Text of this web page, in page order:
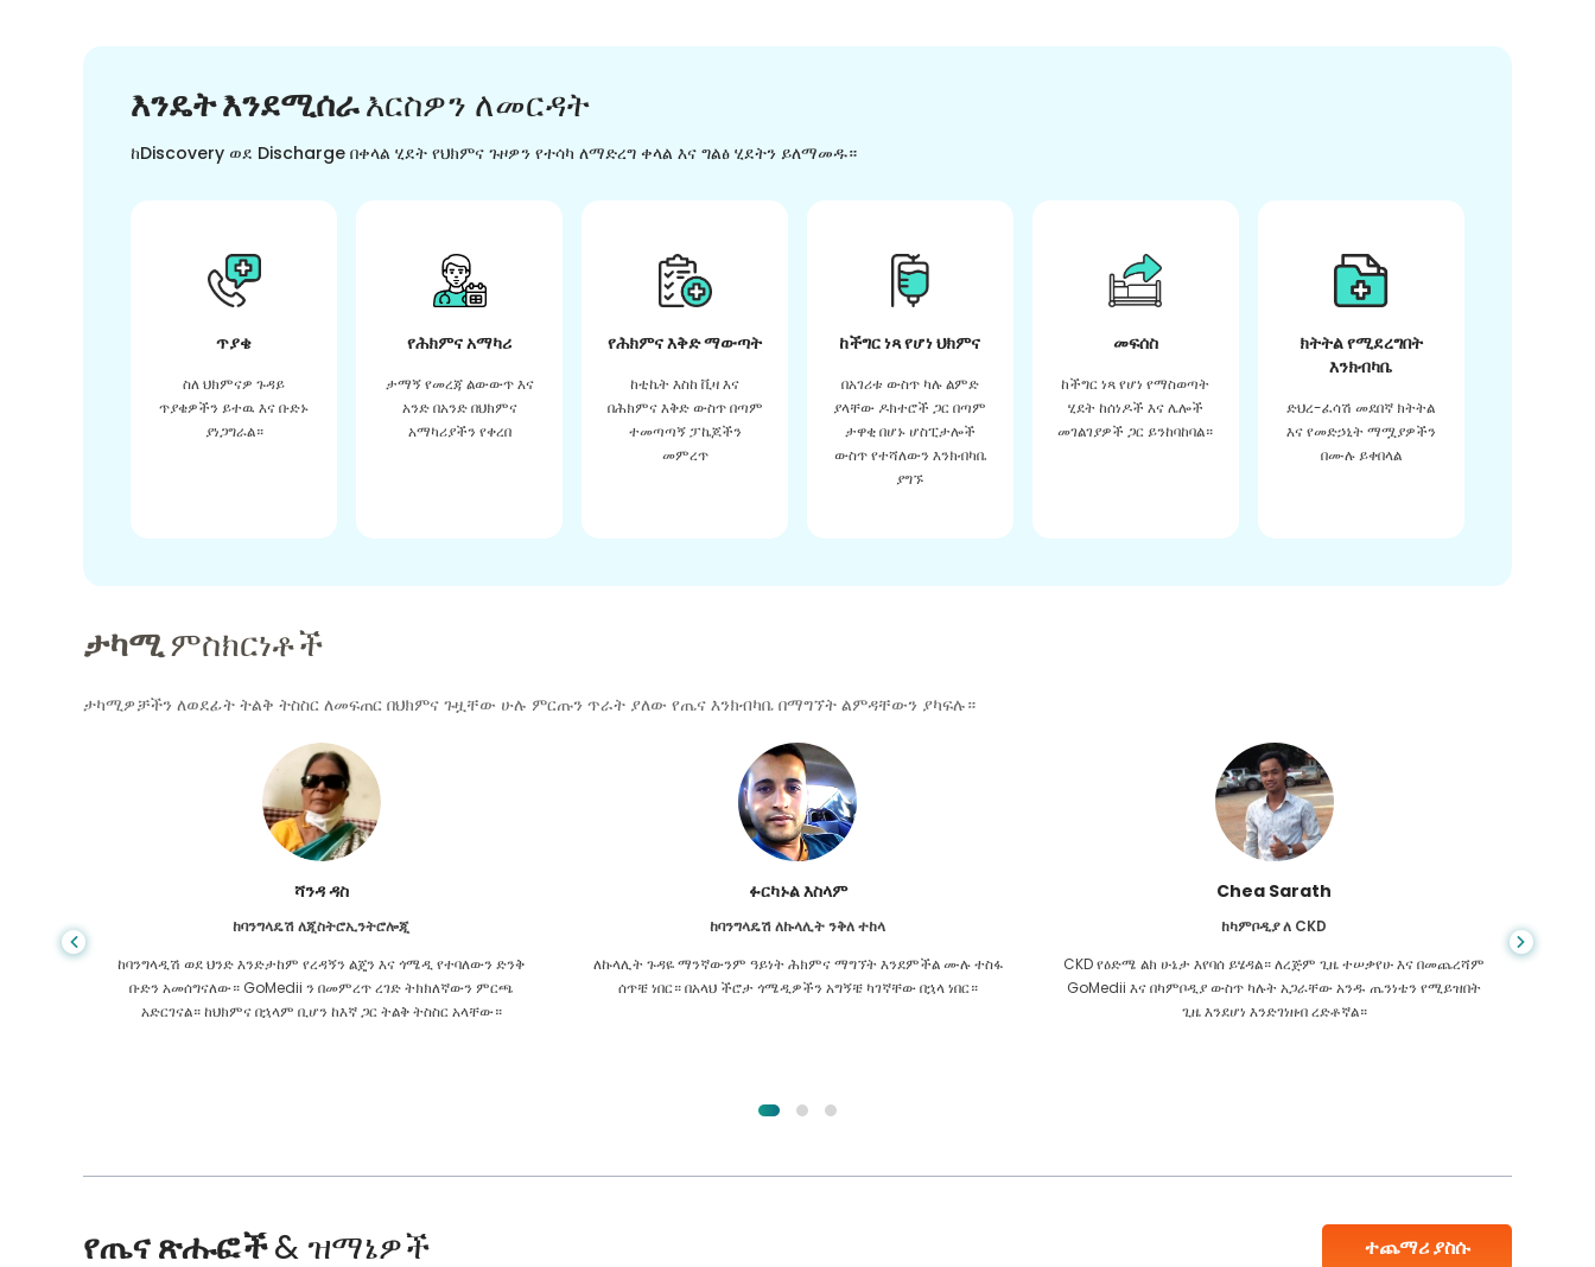
እንዴት እንደሚሰራእርስዎን ለመርዳት
ከDiscovery ወደ Discharge በቀላል ሂደት የህክምና ጉዞዎን የተሳካ ለማድረግ ቀላል እና ግልፅ ሂደትን ይለማመዱ።
ጥያቄ
ስለ ህክምናዎ ጉዳይ
ጥያቄዎችን ይተዉ እና ቡድኑ
ያነጋግራል።
የሕክምና አማካሪ
ታማኝ የመረጃ ልውውጥ እና
አንድ በአንድ በህክምና
አማካሪያችን የቀረበ
የሕክምና እቅድ ማውጣት
ከቲኬት እስከ ቪዛ እና
በሕክምና እቅድ ውስጥ በጣም
ተመጣጣኝ ፓኬጆችን
መምረጥ
ከችግር ነጻ የሆነ ህክምና
በአገሪቱ ውስጥ ካሉ ልምድ
ያላቸው ዶክተሮች ጋር በጣም
ታዋቂ በሆኑ ሆስፒታሎች
ውስጥ የተሻለውን እንክብካቤ
ያግኙ
መፍሰስ
ከችግር ነጻ የሆነ የማስወጣት
ሂደት ከሰነዶች እና ሌሎች
መገልገያዎች ጋር ይንከባከባል።
ክትትል የሚደረግበት
እንክብካቤ
ድህረ-ፈሳሽ መደበኛ ክትትል
እና የመድኃኒት ማሟያዎችን
በሙሉ ይቀበላል
ታካሚምስክርነቶች
ታካሚዎቻችን ለወደፊት ትልቅ ትስስር ለመፍጠር በህክምና ጉዟቸው ሁሉ ምርጡን ጥራት ያለው የጤና እንክብካቤ በማግኘት ልምዳቸውን ያካፍሉ።
ሻንዳ ዳስ
ከባንግላዴሽ ለጂስትሮኢንትሮሎጂ
ከባንግላዲሽ ወደ ህንድ እንድታከም የረዳኝን ልጄን እና ጎሜዲ የተባለውን ድንቅ
ቡድን አመሰግናለው። GoMedii ን በመምረጥ ረገድ ትክክለኛውን ምርጫ
አድርገናል። ከህክምና በኋላም ቢሆን ከእኛ ጋር ትልቅ ትስስር አላቸው።
ፉርካኑል እስላም
ከባንግላዴሽ ለኩላሊት ንቅለ ተከላ
ለኩላሊት ጉዳዬ ማንኛውንም ዓይነት ሕክምና ማግኘት እንደምችል ሙሉ ተስፋ
ሰጥቼ ነበር። በአላህ ችሮታ ጎሜዲዎችን አግኝቼ ካገኛቸው በኋላ ነበር።
Chea Sarath
ከካምቦዲያ ለ CKD
CKD የዕድሜ ልክ ሁኔታ እየባሰ ይሄዳል። ለረጅም ጊዜ ተሠቃየሁ እና በመጨረሻም
GoMedii እና በካምቦዲያ ውስጥ ካሉት አጋራቸው አንዱ ጤንነቴን የሚይዝበት
ጊዜ እንደሆነ እንድገነዘብ ረድቶኛል።
የጤና ጽሑፎች& ዝማኔዎች ተጨማሪ ያስሱ